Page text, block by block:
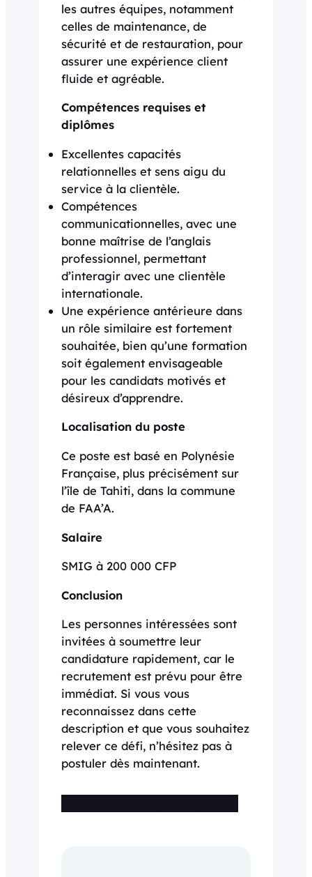
les autres équipes, notamment
celles de maintenance, de
sécurité et de restauration, pour
assurer une expérience client
fluide et agréable.
Compétences requises et
diplômes
Excellentes capacités
relationnelles et sens aigu du
service à la clientèle.
Compétences
communicationnelles, avec une
bonne maîtrise de l’anglais
professionnel, permettant
d’interagir avec une clientèle
internationale.
Une expérience antérieure dans
un rôle similaire est fortement
souhaitée, bien qu’une formation
soit également envisageable
pour les candidats motivés et
désireux d’apprendre.
Localisation du poste
Ce poste est basé en Polynésie
Française, plus précisément sur
l’île de Tahiti, dans la commune
de FAA’A.
Salaire
SMIG à 200 000 CFP
Conclusion
Les personnes intéressées sont
invitées à soumettre leur
candidature rapidement, car le
recrutement est prévu pour être
immédiat. Si vous vous
reconnaissez dans cette
description et que vous souhaitez
relever ce défi, n’hésitez pas à
postuler dès maintenant.